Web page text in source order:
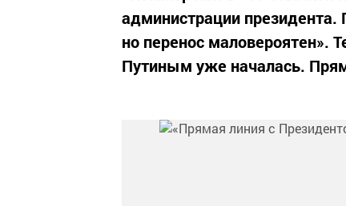
администрации президента.
но перенос маловероятен».
Путиным уже началась.